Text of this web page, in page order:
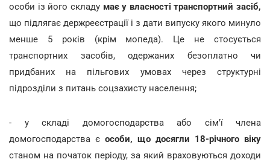
особи із його складу має у власності транспортний засіб,
що підлягає держреєстрації і з дати випуску якого минуло
менше 5 років (крім мопеда). Це не стосується
транспортних засобів, одержаних безоплатно чи
придбаних на пільгових умовах через структурні
підрозділи з питань соцзахисту населення;
- у складі домогосподарства або сім'ї члена
домогосподарства є особи, що досягли 18-річного віку
станом на початок періоду, за який враховуються доходи